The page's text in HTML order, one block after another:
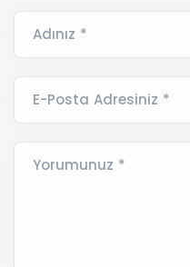
Adınız *
E-Posta Adresiniz *
Yorumunuz *